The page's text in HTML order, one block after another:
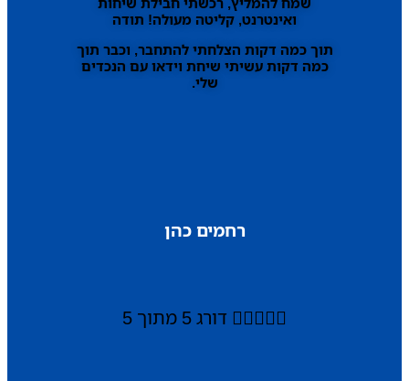
ואינטרנט, קליטה מעולה! תודה
תוך כמה דקות הצלחתי להתחבר, וכבר תוך
כמה דקות עשיתי שיחת וידאו עם הנכדים
שלי.
רחמים כהן
 דורג 5 מתוך 5